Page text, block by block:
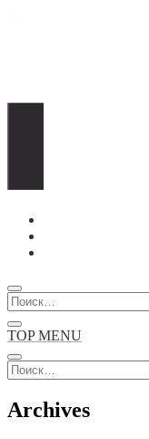
Перейти
содержимому
Найти:
TOP MENU
Найти:
Archives